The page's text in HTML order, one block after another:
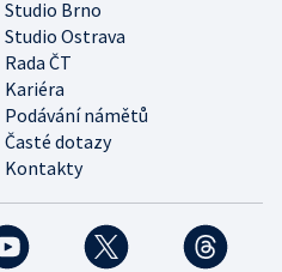
Studio Brno
Studio Ostrava
Rada ČT
Kariéra
Podávání námětů
Časté dotazy
Kontakty